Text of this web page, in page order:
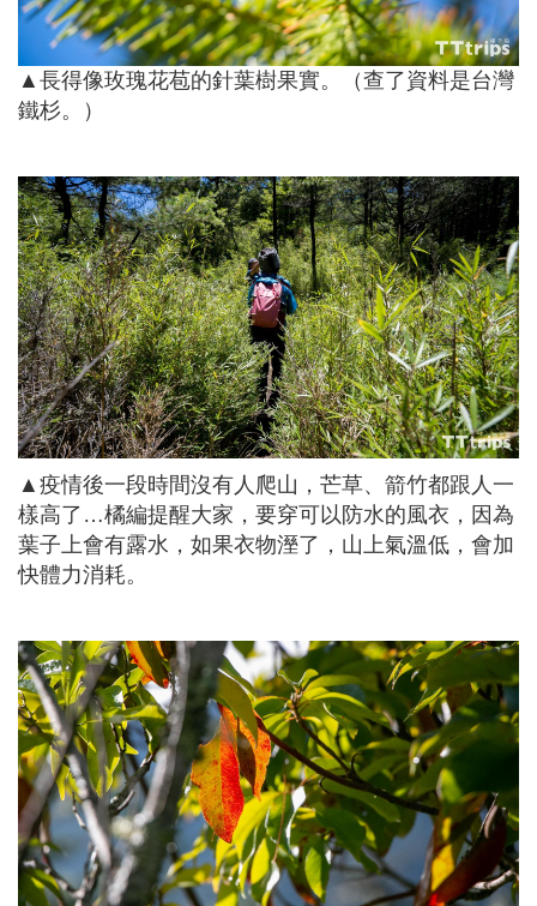
▲長得像玫瑰花苞的針葉樹果實。（查了資料是台灣
鐵杉。）
▲疫情後一段時間沒有人爬山，芒草、箭竹都跟人一
樣高了…橘編提醒大家，要穿可以防水的風衣，因為
葉子上會有露水，如果衣物溼了，山上氣溫低，會加
快體力消耗。